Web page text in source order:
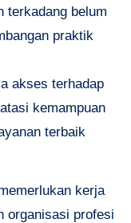
terkadang belum
praktik
akses terhadap
kemampuan
terbaik
kerja
organisasi profesi